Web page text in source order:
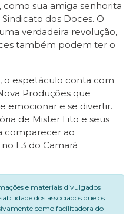
como sua amiga senhorita
dos Doces. O
verdadeira revolução,
também podem ter o
o espetáculo conta com
Produções que
emocionar e se divertir.
de Mister Lito e seus
comparecer ao
L3 do Camará
e materiais divulgados
dos associados que os
como facilitadora do